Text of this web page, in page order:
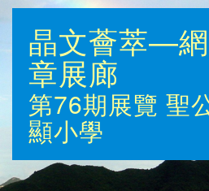
晶文薈萃—
章展廊
第76期展覽 聖
顯小學